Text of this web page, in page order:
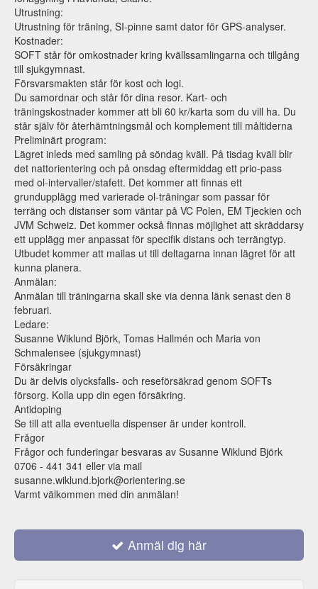
Utrustning:
Utrustning för träning, SI-pinne samt dator för GPS-analyser.
Kostnader:
SOFT står för omkostnader kring kvällssamlingarna och tillgång
till sjukgymnast.
Försvarsmakten står för kost och logi.
Du samordnar och står för dina resor. Kart- och
träningskostnader kommer att bli 60 kr/karta som du vill ha. Du
står själv för återhämtningsmål och komplement till måltiderna
Preliminärt program:
Lägret inleds med samling på söndag kväll. På tisdag kväll blir
det nattorientering och på onsdag eftermiddag ett prio-pass
med ol-intervaller/stafett. Det kommer att finnas ett
grundupplägg med varierade ol-träningar som passar för
terräng och distanser som väntar på VC Polen, EM Tjeckien och
JVM Schweiz. Det kommer också finnas möjlighet att skräddarsy
ett upplägg mer anpassat för specifik distans och terrängtyp.
Utbudet kommer att mailas ut till deltagarna innan lägret för att
kunna planera.
Anmälan:
Anmälan till träningarna skall ske via denna länk senast den 8
februari.
Ledare:
Susanne Wiklund Björk, Tomas Hallmén och Maria von
Schmalensee (sjukgymnast)
Försäkringar
Du är delvis olycksfalls- och reseförsäkrad genom SOFTs
försorg. Kolla upp din egen försäkring.
Antidoping
Se till att alla eventuella dispenser är under kontroll.
Frågor
Frågor och funderingar besvaras av Susanne Wiklund Björk
0706 - 441 341 eller via mail
susanne.wiklund.bjork@orientering.se
Varmt välkommen med din anmälan!
Anmäl dig här